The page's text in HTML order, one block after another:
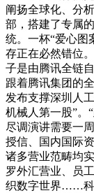
阐扬全球化、分
部，搭建了专属
统。一杯“爱心图
存正在必然错位
子是由腾讯全链
跟着腾讯集团的
发布支撑深圳人
机械人第一股”。
尽调演讲需要一
授信、国内国际
诸多营业范畴均
罗外汇营业、员
织数字世界……科